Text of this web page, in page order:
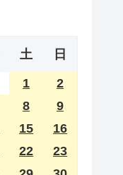
土 日
1
2
8
9
15
16
22
23